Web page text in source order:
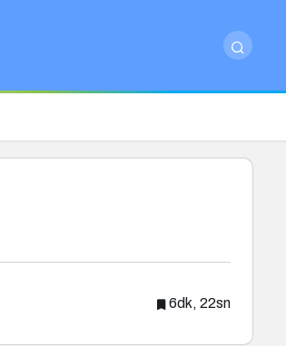
6dk, 22sn